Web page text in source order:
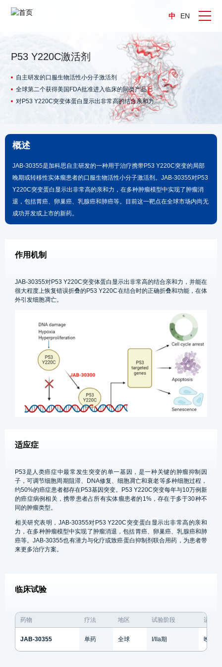
中 EN
P53 Y220C激活剂
自主研发的口服生物活性小分子激活剂
全球第二个获得美国FDA批准进入临床的同类产品
对P53 Y220C突变体蛋白显示出非常高的结合亲和力
概述
JAB-30355是加科思自主研发的一种用于治疗携带P53 Y220C突变的局部
晚期或转移性实体瘤患者的口服生物活性小分子激活剂。JAB-30355对P53
Y220C突变蛋白显示出非常高的亲和力，在多种肿瘤模型中实现了肿瘤消
退，包括胃癌、卵巢癌、乳腺癌和肺癌等。目前这一靶点在全球市场内尚无
成功开发或上市的新药。
作用机制
JAB-30355对P53 Y220C突变体蛋白显示出非常高的结合亲和力，并能在
很大程度上恢复错误折叠的P53 Y220C在结合时的正确折叠和功能，在体
外引发细胞凋亡。
适应症
P53是人类癌症中最常发生突变的单一基因，是一种关键的肿瘤抑制因
子，可调节细胞周期阻滞、DNA修复、细胞凋亡和衰老等多种细胞过程，
约50%的癌症患者都存在P53基因突变。P53 Y220C突变每年与10万例新
的癌症病例相关，携带患者占所有实体瘤患者的1%，存在于多于30种不
同的肿瘤类型。
相关研究表明，JAB-30355对P53 Y220C突变蛋白显示出非常高的亲和
力，在多种肿瘤模型中实现了肿瘤消退，包括胃癌、卵巢癌、乳腺癌和肺
癌等。JAB-30355也有潜力与化疗或致癌蛋白抑制剂联合用药，为患者带
来更多治疗方案。
临床试验
药物 疗法 地区 试验阶段 适应症
JAB-30355 单药 全球 I/IIa期 晚期